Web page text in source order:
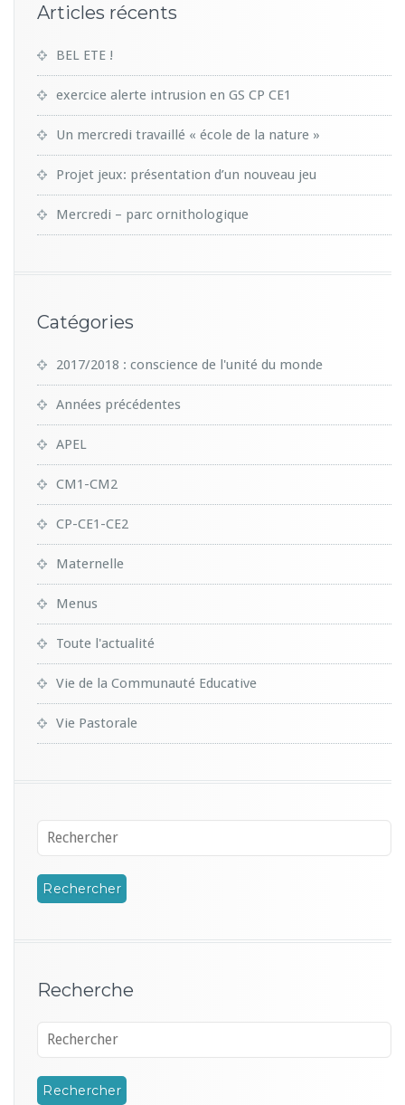
Articles récents
BEL ETE !
exercice alerte intrusion en GS CP CE1
Un mercredi travaillé « école de la nature »
Projet jeux: présentation d’un nouveau jeu
Mercredi – parc ornithologique
Catégories
2017/2018 : conscience de l'unité du monde
Années précédentes
APEL
CM1-CM2
CP-CE1-CE2
Maternelle
Menus
Toute l'actualité
Vie de la Communauté Educative
Vie Pastorale
Recherche